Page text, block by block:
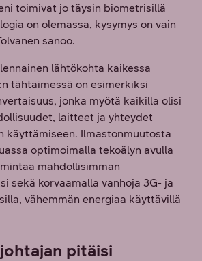
toimivat jo täysin biometrisillä
on olemassa, kysymys on vain
sanoo.
lähtökohta kaikessa
tähtäimessä on esimerkiksi
jonka myötä kaikilla olisi
laitteet ja yhteydet
käyttämiseen. Ilmastonmuutosta
optimoimalla tekoälyn avulla
mahdollisimman
sekä korvaamalla vanhoja 3G- ja
vähemmän energiaa käyttävillä
pitäisi